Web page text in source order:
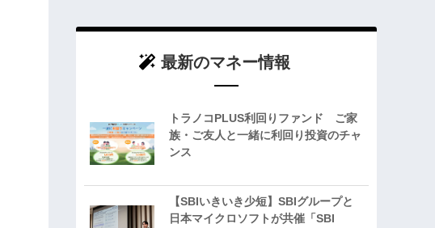
最新のマネー情報
トラノコPLUS利回りファンド ご家
族・ご友人と一緒に利回り投資のチャ
ンス
【SBIいきいき少短】SBIグループと
日本マイクロソフトが共催「SBI